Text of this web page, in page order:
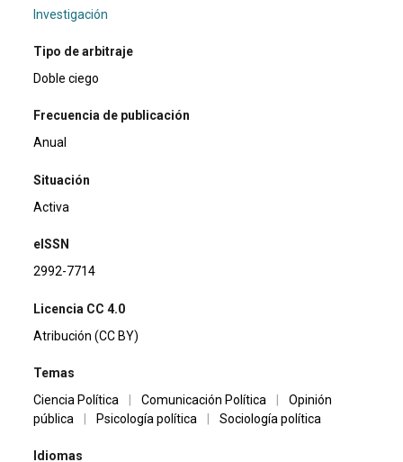
Investigación
Tipo de arbitraje
Doble ciego
Frecuencia de publicación
Anual
Situación
Activa
eISSN
2992-7714
Licencia CC 4.0
Atribución (CC BY)
Temas
Ciencia Política
Comunicación Política
Opinión
pública
Psicología política Sociología política
Idiomas